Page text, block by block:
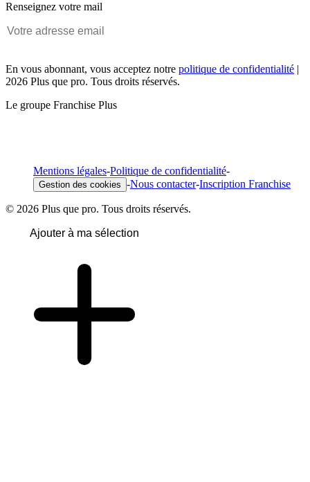
Renseignez votre mail
En vous abonnant, vous acceptez notre politique de confidentialité |
2026 Plus que pro. Tous droits réservés.
Le groupe Franchise Plus
Mentions légales-Politique de confidentialité-
Gestion des cookies -Nous contacter-Inscription Franchise
© 2026 Plus que pro. Tous droits réservés.
Ajouter à ma sélection